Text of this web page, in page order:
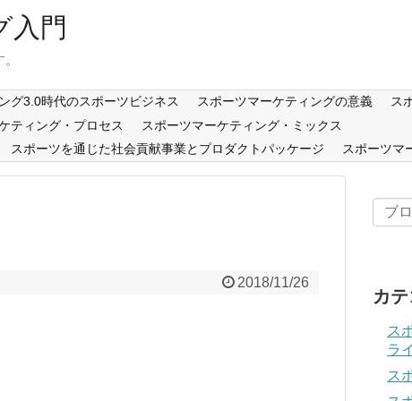
入門
グ3.0時代のスポーツビジネス スポーツマーケティングの意義
ス
ティング・プロセス
スポーツマーケティング・ミックス
スポーツを通じた社会貢献事業とプロダクトパッケージ スポーツマ
2018/11/26
カ
ス
ラ
ス